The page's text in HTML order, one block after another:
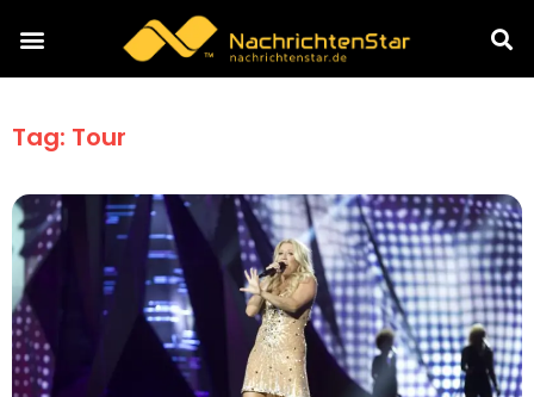
Tag: Tour